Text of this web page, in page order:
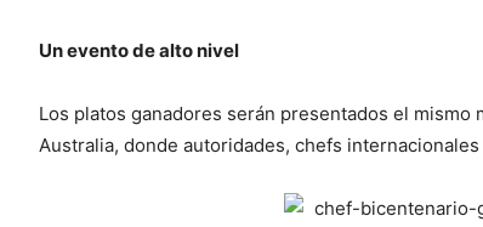
Un evento de alto nivel
Los platos ganadores serán presentados el
Australia, donde autoridades, chefs